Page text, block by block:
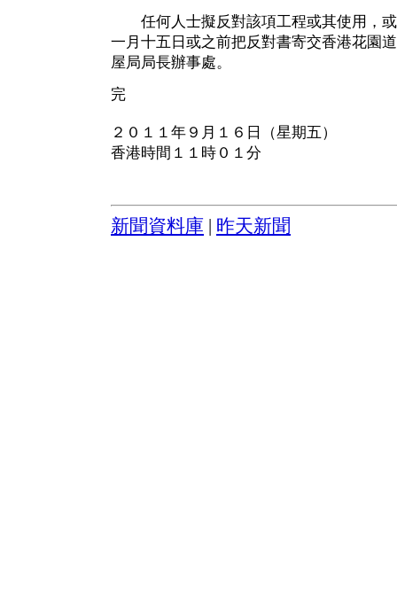
任何人士擬反對該項工程或其使用，或
一月十五日或之前把反對書寄交香港花園
屋局局長辦事處。
完
２０１１年９月１６日（星期五）
香港時間１１時０１分
新聞資料庫 昨天新聞